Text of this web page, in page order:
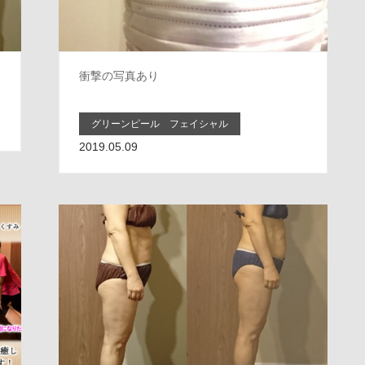
衝撃の写真あり
グリーンピール フェイシャル
2019.05.09